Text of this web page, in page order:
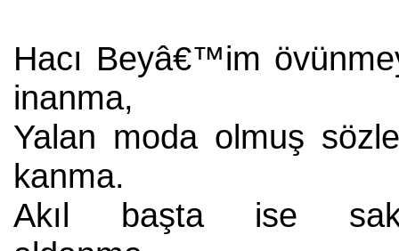
Hacı Beyâ€™im
inanma,
Yalan moda olmuş
kanma.
Akıl başta ise